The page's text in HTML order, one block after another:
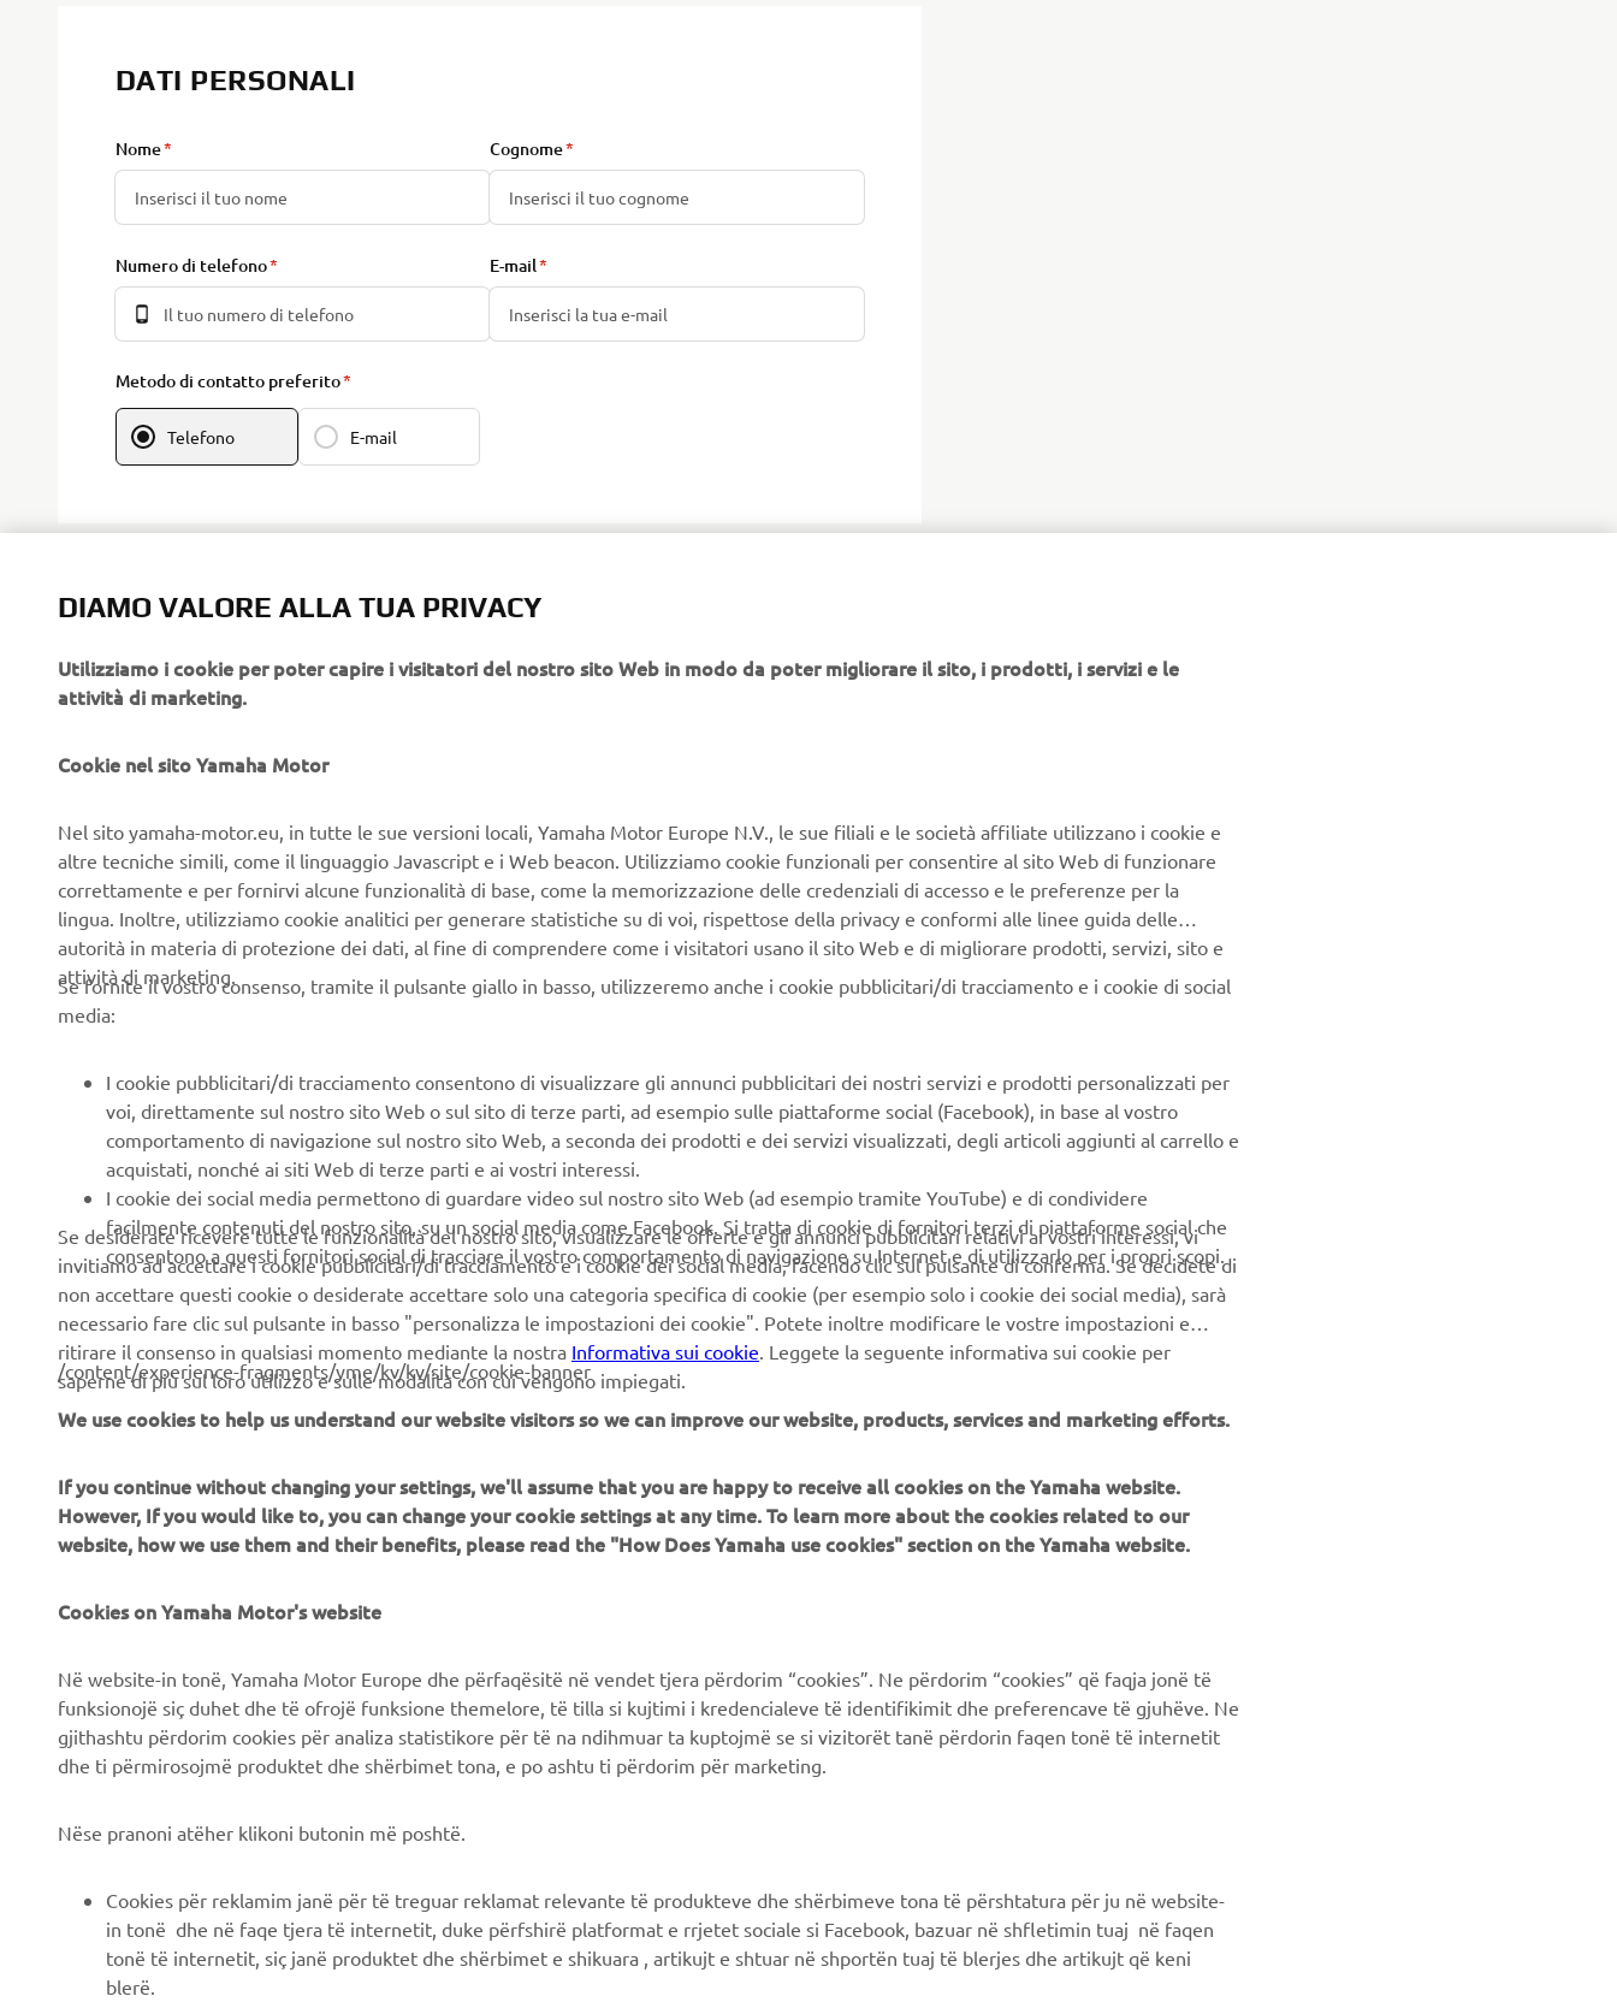
DATI PERSONALI
Nome Cognome
Numero di telefono E-mail
Metodo di contatto preferito
Telefono E-mail
CONSENSO ALLA PRIVACY PER IL MARKETING
DIRETTO
Prendi visione dell’informativa privacy cliccando qui:
Consenso alla profilazione
abitudini di consumo e analizzare le mie preferenze e i miei interessi per
personalizzare i contenuti del sito Yamaha Motor e le comunicazioni tramite e-
mail
Consenso marketing
Accetto che i miei dati siano trattati per finalità di marketing diretto, compresi
ad esempio, newsletter, promozioni speciali, inviti ad eventi (test drive e fiere)
Se, in precedenza, hai già fornito i consensi a fini di marketing e desideri ritirarli, puoi
modificarli accedendo al tuo Profilo
MyYamaha
Proseguendo, confermi di aver preso visione dell’informativa privacy.
PRENOTA UN TEST RIDE
CORPORATE
News
Brochures
Lavora con noi
Lavora presso una
Diventa un rivenditore
Informativa sui diritti
B2B
NEO's Delivery
Campi da golf
Scuole guida
Collaborazione
Informazioni tecniche per
PIÙ YAMAHA
Yamaha Motor Global
Yamaha Blog
Applicazioni mobili
SUPPORTO
Prenota la manutenzione
Concessionari ufficiali
NEWSLETTER
Conoscerai in anteprima le ultime offerte, gli eventi speciali, le
Leggi la nostra Informativa sulla privacy per sapere come
trattiamo i tuoi dati personali:
DIAMO VALORE ALLA TUA PRIVACY
Utilizziamo i cookie per poter capire i visitatori del nostro sito Web in modo da poter migliorare il sito, i prodotti, i servizi e le
attività di marketing.
Cookie nel sito Yamaha Motor
Nel sito yamaha-motor.eu, in tutte le sue versioni locali, Yamaha Motor Europe N.V., le sue filiali e le società affiliate utilizzano i cookie e
altre tecniche simili, come il linguaggio Javascript e i Web beacon. Utilizziamo cookie funzionali per consentire al sito Web di funzionare
correttamente e per fornirvi alcune funzionalità di base, come la memorizzazione delle credenziali di accesso e le preferenze per la
lingua. Inoltre, utilizziamo cookie analitici per generare statistiche su di voi, rispettose della privacy e conformi alle linee guida delle
autorità in materia di protezione dei dati, al fine di comprendere come i visitatori usano il sito Web e di migliorare prodotti, servizi, sito e
attività di marketing.
Se fornite il vostro consenso, tramite il pulsante giallo in basso, utilizzeremo anche i cookie pubblicitari/di tracciamento e i cookie di social
media:
I cookie pubblicitari/di tracciamento consentono di visualizzare gli annunci pubblicitari dei nostri servizi e prodotti personalizzati per
voi, direttamente sul nostro sito Web o sul sito di terze parti, ad esempio sulle piattaforme social (Facebook), in base al vostro
comportamento di navigazione sul nostro sito Web, a seconda dei prodotti e dei servizi visualizzati, degli articoli aggiunti al carrello e
acquistati, nonché ai siti Web di terze parti e ai vostri interessi.
I cookie dei social media permettono di guardare video sul nostro sito Web (ad esempio tramite YouTube) e di condividere
facilmente contenuti del nostro sito, su un social media come Facebook. Si tratta di cookie di fornitori terzi di piattaforme social che
consentono a questi fornitori social di tracciare il vostro comportamento di navigazione su Internet e di utilizzarlo per i propri scopi.
Se desiderate ricevere tutte le funzionalità del nostro sito, visualizzare le offerte e gli annunci pubblicitari relativi ai vostri interessi, vi
invitiamo ad accettare i cookie pubblicitari/di tracciamento e i cookie dei social media, facendo clic sul pulsante di conferma. Se decidete di
non accettare questi cookie o desiderate accettare solo una categoria specifica di cookie (per esempio solo i cookie dei social media), sarà
necessario fare clic sul pulsante in basso "personalizza le impostazioni dei cookie". Potete inoltre modificare le vostre impostazioni e
ritirare il consenso in qualsiasi momento mediante la nostra Informativa sui cookie. Leggete la seguente informativa sui cookie per
saperne di più sul loro utilizzo e sulle modalità con cui vengono impiegati.
/content/experience-fragments/yme/kv/kv/site/cookie-banner
We use cookies to help us understand our website visitors so we can improve our website, products, services and marketing efforts.
If you continue without changing your settings, we'll assume that you are happy to receive all cookies on the Yamaha website.
However, If you would like to, you can change your cookie settings at any time. To learn more about the cookies related to our
website, how we use them and their benefits, please read the "How Does Yamaha use cookies" section on the Yamaha website.
Cookies on Yamaha Motor's website
Në website-in tonë, Yamaha Motor Europe dhe përfaqësitë në vendet tjera përdorim “cookies”. Ne përdorim “cookies” që faqja jonë të
funksionojë siç duhet dhe të ofrojë funksione themelore, të tilla si kujtimi i kredencialeve të identifikimit dhe preferencave të gjuhëve. Ne
gjithashtu përdorim cookies për analiza statistikore për të na ndihmuar ta kuptojmë se si vizitorët tanë përdorin faqen tonë të internetit
dhe ti përmirosojmë produktet dhe shërbimet tona, e po ashtu ti përdorim për marketing.
Nëse pranoni atëher klikoni butonin më poshtë.
Cookies për reklamim janë për të treguar reklamat relevante të produkteve dhe shërbimeve tona të përshtatura për ju në website-
in tonë dhe në faqe tjera të internetit, duke përfshirë platformat e rrjetet sociale si Facebook, bazuar në shfletimin tuaj në faqen
tonë të internetit, siç janë produktet dhe shërbimet e shikuara , artikujt e shtuar në shportën tuaj të blerjes dhe artikujt që keni
blerë.